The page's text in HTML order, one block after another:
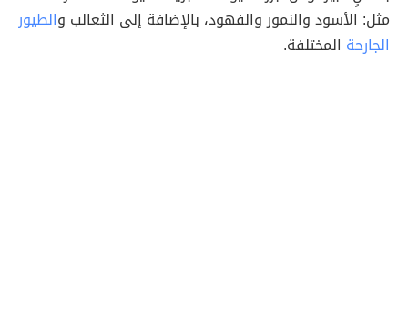
مثل: الأسود والنمور والفهود، بالإضافة إلى الثعالب والطيور
الجارحة المختلفة.